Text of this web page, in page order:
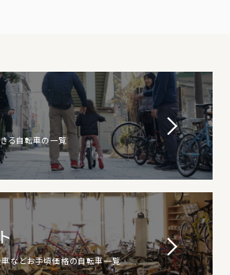
る自転車の一覧
車などお手頃価格の自転車一覧